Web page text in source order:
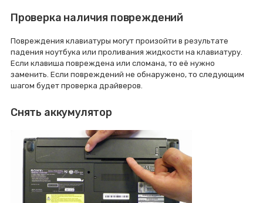
Проверка наличия повреждений
Повреждения клавиатуры могут произойти в результате
падения ноутбука или проливания жидкости на клавиатуру.
Если клавиша повреждена или сломана, то её нужно
заменить. Если повреждений не обнаружено, то следующим
шагом будет проверка драйверов.
Снять аккумулятор